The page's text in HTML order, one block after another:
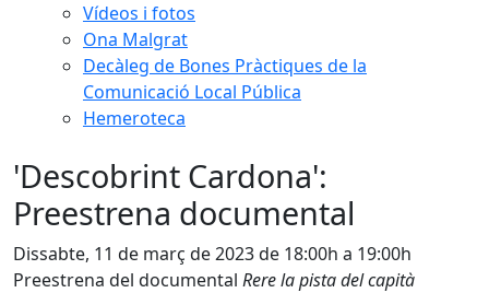
Vídeos i fotos
Ona Malgrat
Decàleg de Bones Pràctiques de la
Comunicació Local Pública
Hemeroteca
'Descobrint Cardona':
Preestrena documental
Dissabte, 11 de març de 2023 de 18:00h a 19:00h
Preestrena del documental Rere la pista del capità